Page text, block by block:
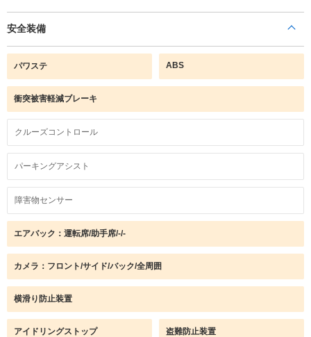
安全装備
パワステ ABS
衝突被害軽減ブレーキ
クルーズコントロール
パーキングアシスト
障害物センサー
エアバック：運転席/助手席/-/-
カメラ：フロント/サイド/バック/全周囲
横滑り防止装置
アイドリングストップ 盗難防止装置